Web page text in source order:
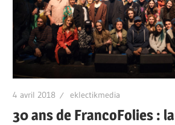
4 avril 2018 eklectikmedia
30 ans de FrancoFolies : la